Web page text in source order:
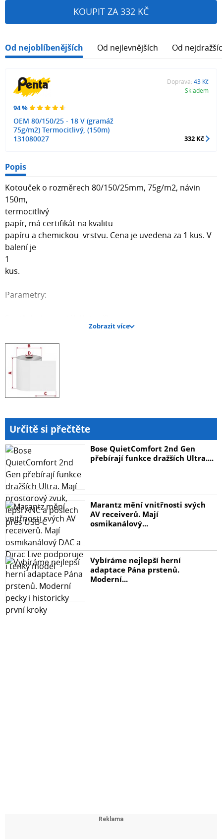
KOUPIT ZA 332 KČ
Od nejoblíbenějších Od nejlevnějších Od
94 %
OEM 80/150/25 - 18 V (gramáž
75g/m2) Termocitlivý, (150m)
131080027
Doprava: 43 Kč
Skladem
332 Kč
Popis
Kotouček o rozměrech 80/150/25mm, 75g/m2, návin
150m,
termocitlivý
papír, má certifikát na kvalitu
papíru a chemickou vrstvu. Cena je uvedena za 1 kus. V
balení je
1
kus.
Parametry:
Technologie: Termo papír
Šířka (mm): 80
Průměr (mm): 124
Zobrazit více
Určitě si přečtěte
Bose QuietComfort 2nd Gen
přebírají funkce dražších Ultra....
Marantz mění vnitřnosti svých
AV receiverů. Mají
osmikanálový...
Vybíráme nejlepší herní
adaptace Pána prstenů.
Moderní...